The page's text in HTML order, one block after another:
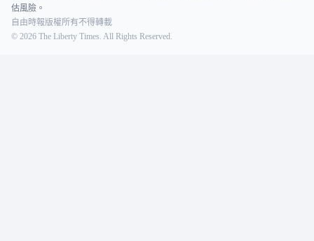
估風險。
自由時報版權所有不得轉載
© 2026 The Liberty Times. All Rights Reserved.